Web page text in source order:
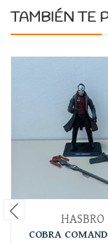
TAMBIÉN TE
HASBRO
COBRA